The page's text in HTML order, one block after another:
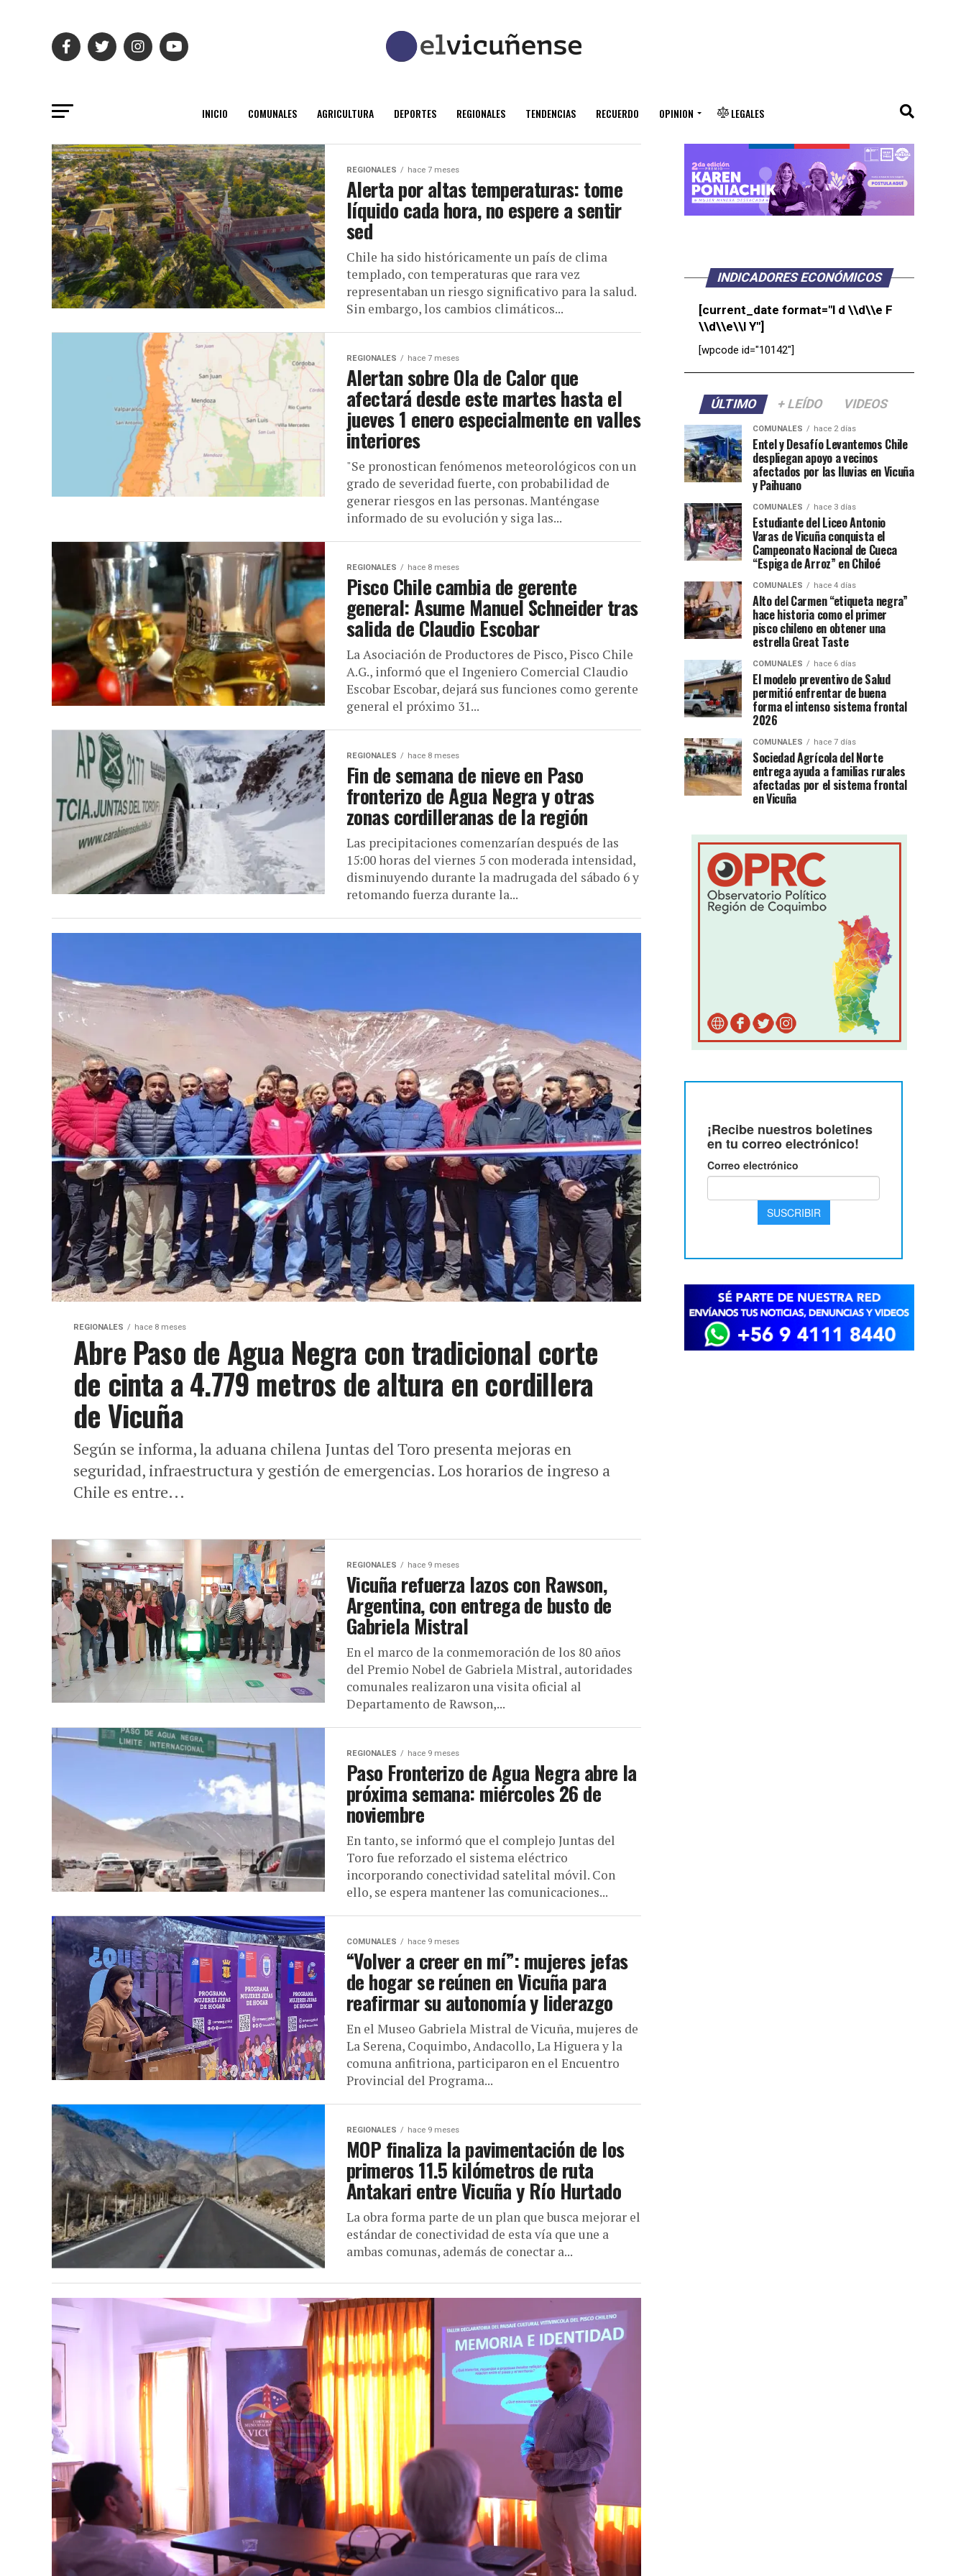
INICIO COMUNALES AGRICULTURA DEPORTES REGIONALES TENDENCIAS RECUERDO OPINION LEGALES
REGIONALES hace 7 meses
Alerta por altas temperaturas: tome
líquido cada hora, no espere a sentir
sed
Chile ha sido históricamente un país de clima
templado, con temperaturas que rara vez
representaban un riesgo significativo para la salud.
Sin embargo, los cambios climáticos...
REGIONALES hace 7 meses
Alertan sobre Ola de Calor que
afectará desde este martes hasta el
jueves 1 enero especialmente en valles
interiores
"Se pronostican fenómenos meteorológicos con un
grado de severidad fuerte, con probabilidad de
generar riesgos en las personas. Manténgase
informado de su evolución y siga las...
REGIONALES hace 8 meses
Pisco Chile cambia de gerente
general: Asume Manuel Schneider tras
salida de Claudio Escobar
La Asociación de Productores de Pisco, Pisco Chile
A.G., informó que el Ingeniero Comercial Claudio
Escobar Escobar, dejará sus funciones como gerente
general el próximo 31...
REGIONALES hace 8 meses
Fin de semana de nieve en Paso
fronterizo de Agua Negra y otras
zonas cordilleranas de la región
Las precipitaciones comenzarían después de las
15:00 horas del viernes 5 con moderada intensidad,
disminuyendo durante la madrugada del sábado 6 y
retomando fuerza durante la...
REGIONALES hace 8 meses
Abre Paso de Agua Negra con tradicional corte
de cinta a 4.779 metros de altura en cordillera
de Vicuña
Según se informa, la aduana chilena Juntas del Toro presenta mejoras en
seguridad, infraestructura y gestión de emergencias. Los horarios de ingreso a
Chile es entre...
REGIONALES hace 9 meses
Vicuña refuerza lazos con Rawson,
Argentina, con entrega de busto de
Gabriela Mistral
En el marco de la conmemoración de los 80 años
del Premio Nobel de Gabriela Mistral, autoridades
comunales realizaron una visita oficial al
Departamento de Rawson,...
REGIONALES hace 9 meses
Paso Fronterizo de Agua Negra abre la
próxima semana: miércoles 26 de
noviembre
En tanto, se informó que el complejo Juntas del
Toro fue reforzado el sistema eléctrico
incorporando conectividad satelital móvil. Con
ello, se espera mantener las comunicaciones...
COMUNALES hace 9 meses
“Volver a creer en mí”: mujeres jefas
de hogar se reúnen en Vicuña para
reafirmar su autonomía y liderazgo
En el Museo Gabriela Mistral de Vicuña, mujeres de
La Serena, Coquimbo, Andacollo, La Higuera y la
comuna anfitriona, participaron en el Encuentro
Provincial del Programa...
REGIONALES hace 9 meses
MOP finaliza la pavimentación de los
primeros 11.5 kilómetros de ruta
Antakari entre Vicuña y Río Hurtado
La obra forma parte de un plan que busca mejorar el
estándar de conectividad de esta vía que une a
ambas comunas, además de conectar a...
INDICADORES ECONÓMICOS
[current_date format="l d \\d\\e F
\\d\\e\\l Y"]
[wpcode id="10142"]
ÚLTIMO + LEÍDO VIDEOS
COMUNALES hace 2 días
Entel y Desafío Levantemos Chile
despliegan apoyo a vecinos
afectados por las lluvias en Vicuña
y Paihuano
COMUNALES hace 3 días
Estudiante del Liceo Antonio
Varas de Vicuña conquista el
Campeonato Nacional de Cueca
“Espiga de Arroz” en Chiloé
COMUNALES hace 4 días
Alto del Carmen “etiqueta negra”
hace historia como el primer
pisco chileno en obtener una
estrella Great Taste
COMUNALES hace 6 días
El modelo preventivo de Salud
permitió enfrentar de buena
forma el intenso sistema frontal
2026
COMUNALES hace 7 días
Sociedad Agrícola del Norte
entrega ayuda a familias rurales
afectadas por el sistema frontal
en Vicuña